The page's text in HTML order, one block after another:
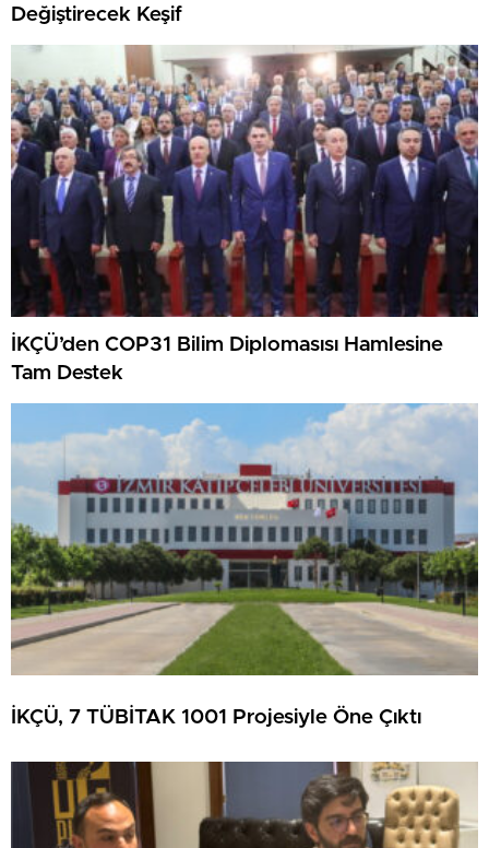
Değiştirecek Keşif
İKÇÜ’den COP31 Bilim Diplomasısı Hamlesine
Tam Destek
İKÇÜ, 7 TÜBİTAK 1001 Projesiyle Öne Çıktı